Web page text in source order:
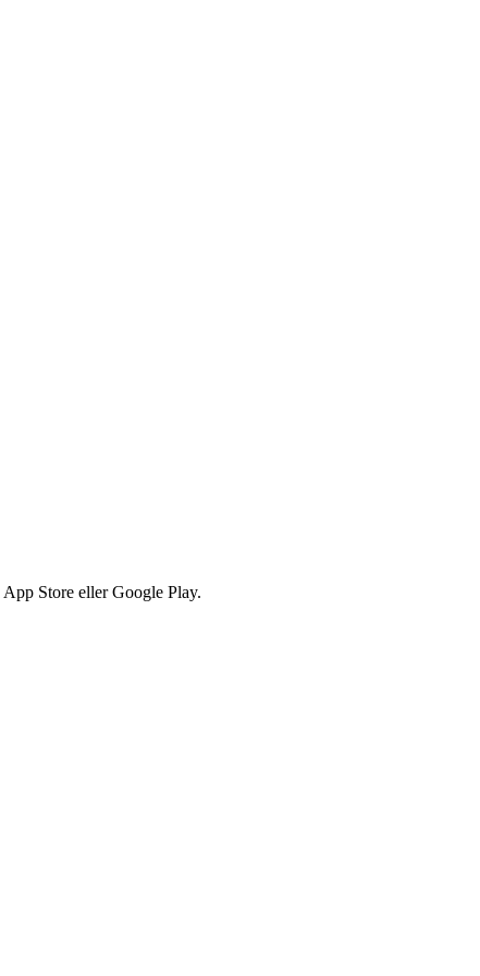
Store eller Google Play.